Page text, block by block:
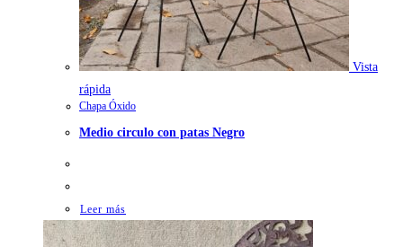
Vista
rápida
Chapa Óxido
Medio circulo con patas Negro
Leer más